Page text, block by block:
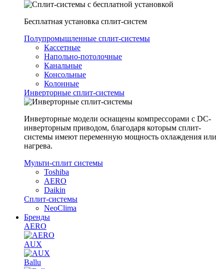
Бесплатная установка сплит-систем
Полупромышленные сплит-системы
Кассетные
Напольно-потолочные
Канальные
Консольные
Колонные
Инверторные сплит-системы
Инверторные модели оснащены компрессорами с DC-
инверторным приводом, благодаря которым сплит-
системы имеют переменную мощность охлаждения или
нагрева.
Мульти-сплит системы
Toshiba
AERO
Daikin
Сплит-системы
NeoClima
Бренды
AERO
AUX
Ballu